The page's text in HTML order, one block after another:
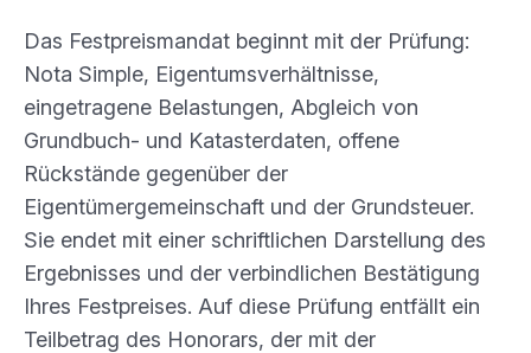
Das Festpreismandat beginnt mit der Prüfung:
Nota Simple, Eigentumsverhältnisse,
eingetragene Belastungen, Abgleich von
Grundbuch- und Katasterdaten, offene
Rückstände gegenüber der
Eigentümergemeinschaft und der Grundsteuer.
Sie endet mit einer schriftlichen Darstellung des
Ergebnisses und der verbindlichen Bestätigung
Ihres Festpreises. Auf diese Prüfung entfällt ein
Teilbetrag des Honorars, der mit der